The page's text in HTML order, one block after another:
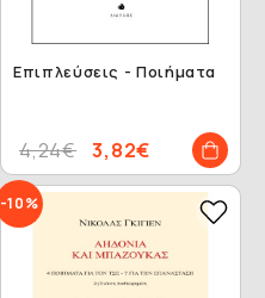
Επιπλεύσεις - Ποιήματα
3,82€
4,24€
-10%